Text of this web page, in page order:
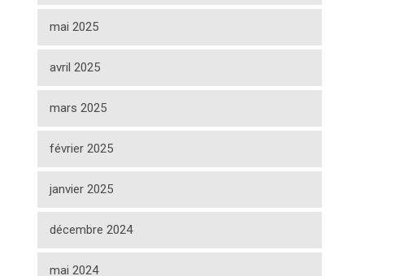
mai 2025
avril 2025
mars 2025
février 2025
janvier 2025
décembre 2024
mai 2024